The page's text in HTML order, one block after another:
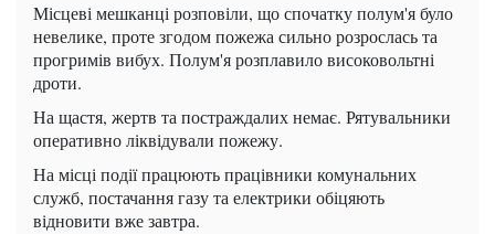
Місцеві мешканці розповіли, що спочатку полум'я було
невелике, проте згодом пожежа сильно розрослась та
прогримів вибух. Полум'я розплавило високовольтні
дроти.
На щастя, жертв та постраждалих немає. Рятувальники
оперативно ліквідували пожежу.
На місці події працюють працівники комунальних
служб, постачання газу та електрики обіцяють
відновити вже завтра.